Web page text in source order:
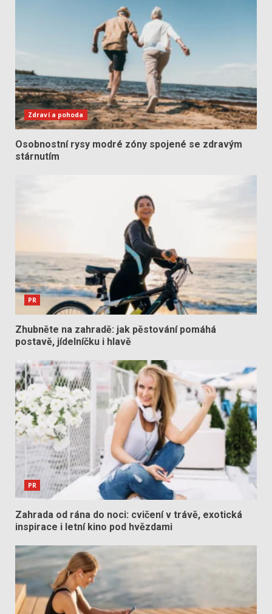
Zdraví a pohoda
Osobnostní rysy modré zóny spojené se zdravým
stárnutím
PR
Zhubněte na zahradě: jak pěstování pomáhá
postavě, jídelníčku i hlavě
PR
Zahrada od rána do noci: cvičení v trávě, exotická
inspirace i letní kino pod hvězdami